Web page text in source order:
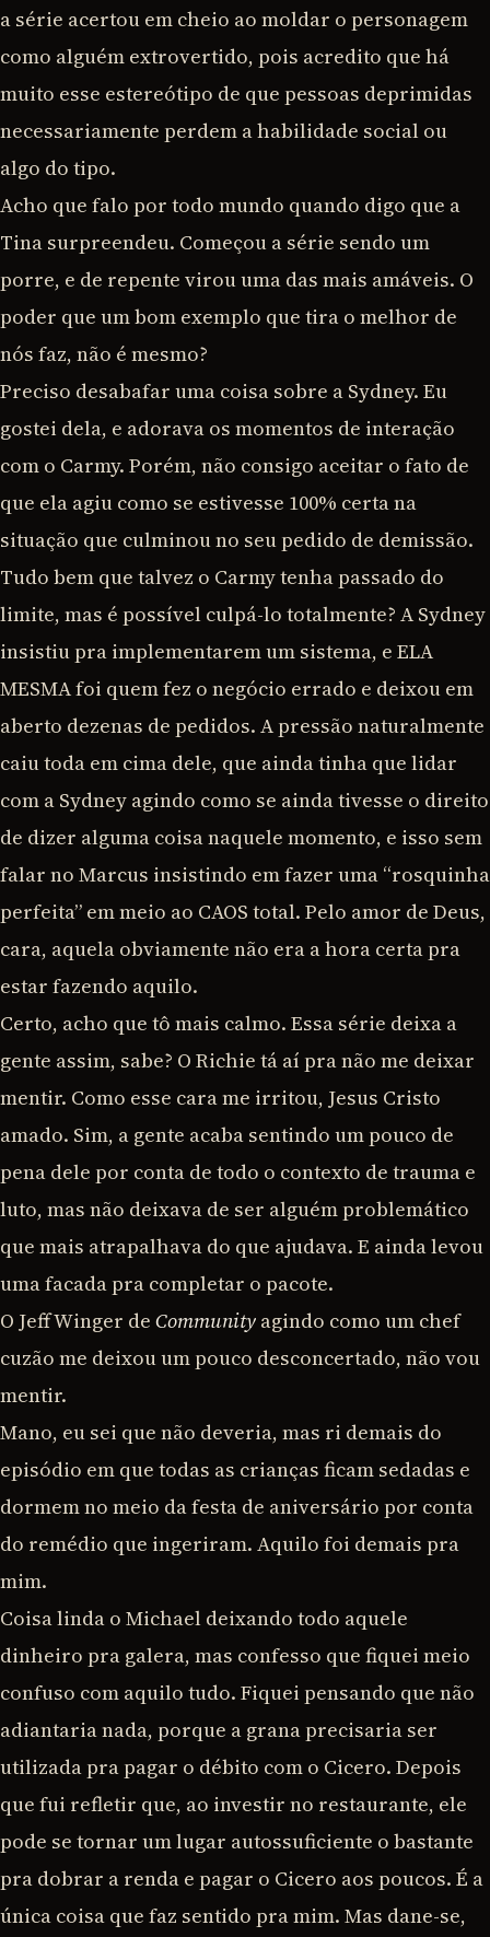
a série acertou em cheio ao moldar o personagem
como alguém extrovertido, pois acredito que há
muito esse estereótipo de que pessoas deprimidas
necessariamente perdem a habilidade social ou
algo do tipo.
Acho que falo por todo mundo quando digo que a
Tina surpreendeu. Começou a série sendo um
porre, e de repente virou uma das mais amáveis. O
poder que um bom exemplo que tira o melhor de
nós faz, não é mesmo?
Preciso desabafar uma coisa sobre a Sydney. Eu
gostei dela, e adorava os momentos de interação
com o Carmy. Porém, não consigo aceitar o fato de
que ela agiu como se estivesse 100% certa na
situação que culminou no seu pedido de demissão.
Tudo bem que talvez o Carmy tenha passado do
limite, mas é possível culpá-lo totalmente? A Sydney
insistiu pra implementarem um sistema, e ELA
MESMA foi quem fez o negócio errado e deixou em
aberto dezenas de pedidos. A pressão naturalmente
caiu toda em cima dele, que ainda tinha que lidar
com a Sydney agindo como se ainda tivesse o direito
de dizer alguma coisa naquele momento, e isso sem
falar no Marcus insistindo em fazer uma “rosquinha
perfeita” em meio ao CAOS total. Pelo amor de Deus,
cara, aquela obviamente não era a hora certa pra
estar fazendo aquilo.
Certo, acho que tô mais calmo. Essa série deixa a
gente assim, sabe? O Richie tá aí pra não me deixar
mentir. Como esse cara me irritou, Jesus Cristo
amado. Sim, a gente acaba sentindo um pouco de
pena dele por conta de todo o contexto de trauma e
luto, mas não deixava de ser alguém problemático
que mais atrapalhava do que ajudava. E ainda levou
uma facada pra completar o pacote.
O Jeff Winger de Community agindo como um chef
cuzão me deixou um pouco desconcertado, não vou
mentir.
Mano, eu sei que não deveria, mas ri demais do
episódio em que todas as crianças ficam sedadas e
dormem no meio da festa de aniversário por conta
do remédio que ingeriram. Aquilo foi demais pra
mim.
Coisa linda o Michael deixando todo aquele
dinheiro pra galera, mas confesso que fiquei meio
confuso com aquilo tudo. Fiquei pensando que não
adiantaria nada, porque a grana precisaria ser
utilizada pra pagar o débito com o Cicero. Depois
que fui refletir que, ao investir no restaurante, ele
pode se tornar um lugar autossuficiente o bastante
pra dobrar a renda e pagar o Cicero aos poucos. É a
única coisa que faz sentido pra mim. Mas dane-se,